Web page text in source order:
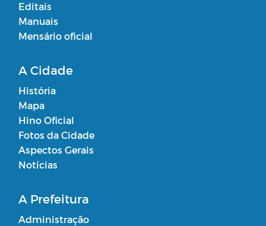
Editais
Manuais
Mensário oficial
A Cidade
História
Mapa
Hino Oficial
Fotos da Cidade
Aspectos Gerais
Notícias
A Prefeitura
Administração